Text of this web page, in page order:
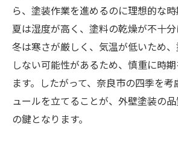
外壁塗装の耐久性を高める
外壁塗装後の美しさを保つ
耐久性と防水性で選ぶ奈良市に
塗装
奈良市での耐久性に優れた
外壁塗装の防水性が重要な
ら、塗装作業を進めるのに理想的な時
夏は湿度が高く、塗料の乾燥が不十分
冬は寒さが厳しく、気温が低いため
しない可能性があるため、慎重に時
ます。したがって、奈良市の四季を
ュールを立てることが、外壁塗装の
の鍵となります。